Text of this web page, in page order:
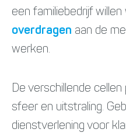
een familiebedrijf
overdragen aan de
werken.
De verschillende
sfeer en uitstraling.
dienstverlening voor